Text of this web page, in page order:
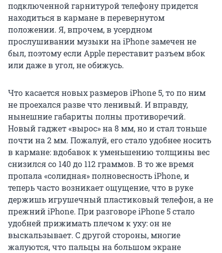
подключенной гарнитурой телефону придется
находиться в кармане в перевернутом
положении. Я, впрочем, в усердном
прослушивании музыки на iPhone замечен не
был, поэтому если Apple переставит разъем вбок
или даже в угол, не обижусь.
Что касается новых размеров iPhone 5, то по ним
не проехался разве что ленивый. И вправду,
нынешние габариты полны противоречий.
Новый гаджет «вырос» на 8 мм, но и стал тоньше
почти на 2 мм. Пожалуй, его стало удобнее носить
в кармане: вдобавок к уменьшению толщины вес
снизился со 140 до 112 граммов. В то же время
пропала «солидная» полновесность iPhone, и
теперь часто возникает ощущение, что в руке
держишь игрушечный пластиковый телефон, а не
прежний iPhone. При разговоре iPhone 5 стало
удобней прижимать плечом к уху: он не
выскальзывает. С другой стороны, многие
жалуются, что пальцы на большом экране